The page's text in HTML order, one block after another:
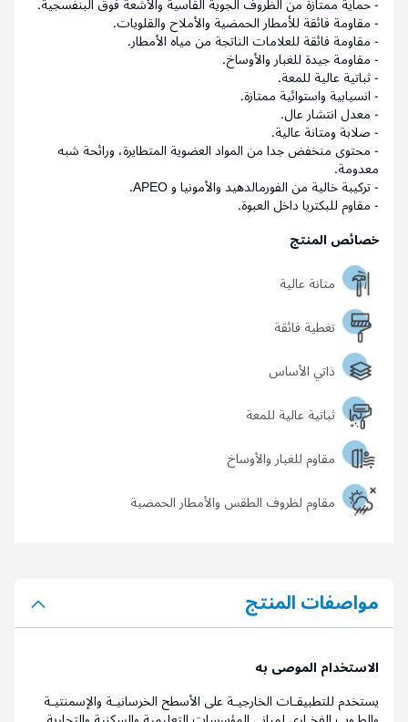
- مقاومة فائقة للأمطار الحمضية والأملاح والقلويات.
- مقاومة فائقة للعلامات الناتجة من مياه الأمطار.
- مقاومة جيدة للغبار والأوساخ.
- ثباتية عالية للمعة.
- انسيابية واستوائية ممتازة.
- معدل انتشار عال.
- صلابة ومتانة عالية.
- محتوى منخفض جدا من المواد العضوية المتطايرة، ورائحة شبه
معدومة.
- تركيبة خالية من الفورمالدهيد والأمونيا و APEO.
- مقاوم للبكتريا داخل العبوة.
خصائص المنتج
متانة عالية
تغطية فائقة
ذاتي الأساس
ثباتية عالية للمعة
مقاوم للغبار والأوساخ
مقاوم لظروف الطقس والأمطار الحمضية
مواصفات المنتج
الاستخدام الموصى به
يستخدم للتطبيقـات الخارجيـة على الأسطح الخرسانيـة والإسمنتيـة